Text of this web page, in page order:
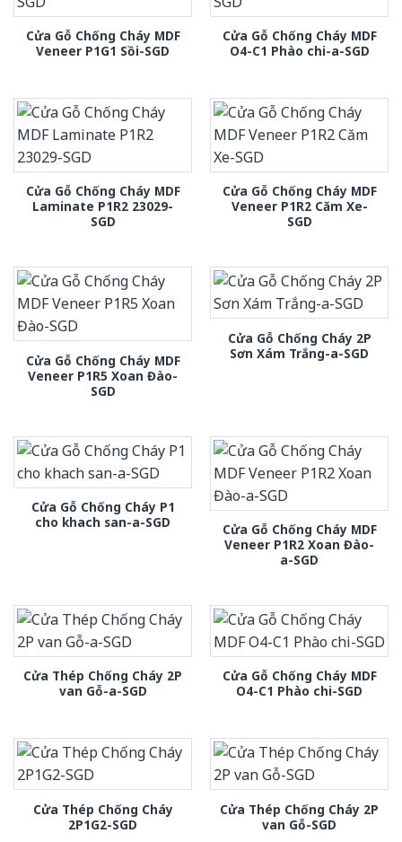
Cửa Gỗ Chống Cháy MDF
Veneer P1G1 Sồi-SGD
Cửa Gỗ Chống Cháy MDF
O4-C1 Phào chi-a-SGD
Cửa Gỗ Chống Cháy MDF
Laminate P1R2 23029-
SGD
Cửa Gỗ Chống Cháy MDF
Veneer P1R2 Căm Xe-
SGD
Cửa Gỗ Chống Cháy MDF
Veneer P1R5 Xoan Đào-
SGD
Cửa Gỗ Chống Cháy 2P
Sơn Xám Trắng-a-SGD
Cửa Gỗ Chống Cháy P1
cho khach san-a-SGD
Cửa Gỗ Chống Cháy MDF
Veneer P1R2 Xoan Đào-
a-SGD
Cửa Thép Chống Cháy 2P
van Gỗ-a-SGD
Cửa Gỗ Chống Cháy MDF
O4-C1 Phào chi-SGD
Cửa Thép Chống Cháy
2P1G2-SGD
Cửa Thép Chống Cháy 2P
van Gỗ-SGD